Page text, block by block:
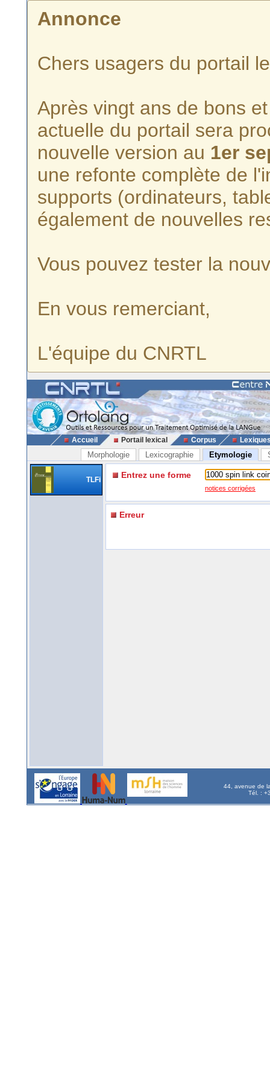
Annonce
Chers usagers du portail
Après vingt ans de bons
actuelle du portail sera
nouvelle version au 1er
une refonte complète de
supports (ordinateurs,
également de nouvelles
Vous pouvez tester la
En vous remerciant,
L'équipe du CNRTL
Accueil Portail lexical Corpus
Morphologie Lexicographie Etymologie
TLFi Entrez une forme
notices corrigées
Erreur
44, avenue de
Tél. :